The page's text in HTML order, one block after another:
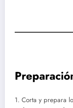
1. Corta y prepara